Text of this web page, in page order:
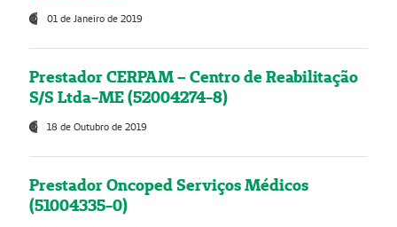
01 de Janeiro de 2019
Prestador CERPAM – Centro de Reabilitação
S/S Ltda-ME (52004274-8)
18 de Outubro de 2019
Prestador Oncoped Serviços Médicos
(51004335-0)